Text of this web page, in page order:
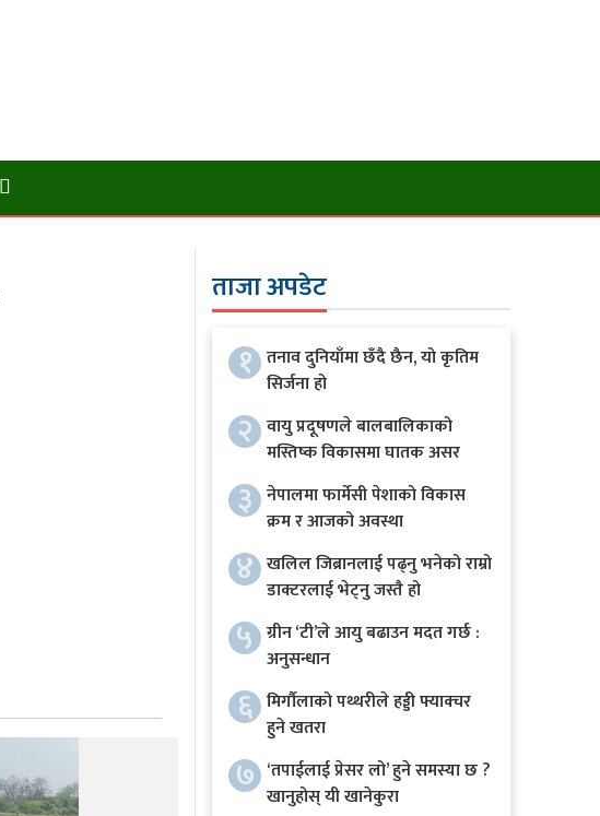
ताजा अपडेट
१ तनाव दुनियाँमा छँदै छैन, यो कृतिम
सिर्जना हो
२ वायु प्रदूषणले बालबालिकाको
मस्तिष्क विकासमा घातक असर
३ नेपालमा फार्मेसी पेशाको विकास
क्रम र आजको अवस्था
४ खलिल जिब्रानलाई पढ्नु भनेको राम्रो
डाक्टरलाई भेट्नु जस्तै हो
५ ग्रीन ‘टी’ले आयु बढाउन मदत गर्छ :
अनुसन्धान
६ मिर्गौलाको पथ्थरीले हड्डी फ्याक्चर
हुने खतरा
७ ‘तपाईलाई प्रेसर लो’ हुने समस्या छ ?
खानुहोस् यी खानेकुरा